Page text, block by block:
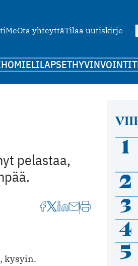
MeOta yhteyttäTilaa uutiskirje
MIELILAPSETHYVINVOINTI
1
2
3
4
5
pelastaa,
kysyin.